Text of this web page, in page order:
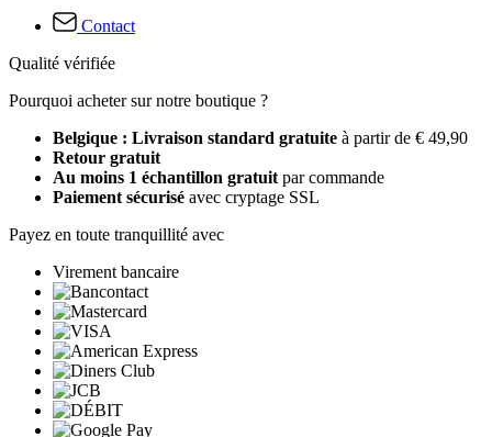
Contact
Qualité vérifiée
Pourquoi acheter sur notre boutique ?
Belgique : Livraison standard gratuite à partir de € 49,90
Retour gratuit
Au moins 1 échantillon gratuit par commande
Paiement sécurisé avec cryptage SSL
Payez en toute tranquillité avec
Virement bancaire